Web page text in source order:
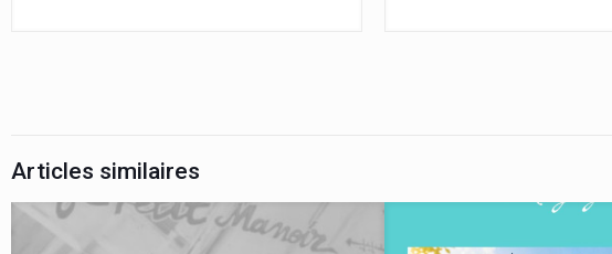
Articles similaires